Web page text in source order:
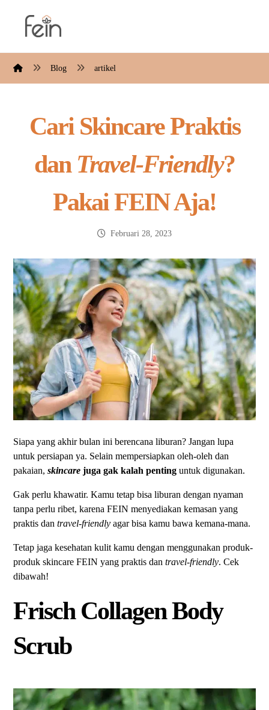
Blog artikel
Cari Skincare Praktis
dan Travel-Friendly?
Pakai FEIN Aja!
Februari 28, 2023
Siapa yang akhir bulan ini berencana liburan? Jangan lupa
untuk persiapan ya. Selain mempersiapkan oleh-oleh dan
pakaian,skincare juga gak kalah penting untuk digunakan.
Gak perlu khawatir. Kamu tetap bisa liburan dengan nyaman
tanpa perlu ribet, karena FEIN menyediakan kemasan yang
praktis dantravel-friendly agar bisa kamu bawa kemana-mana.
Tetap jaga kesehatan kulit kamu dengan menggunakan produk-
produk skincare FEIN yang praktis dantravel-friendly. Cek
dibawah!
Frisch Collagen Body
Scrub